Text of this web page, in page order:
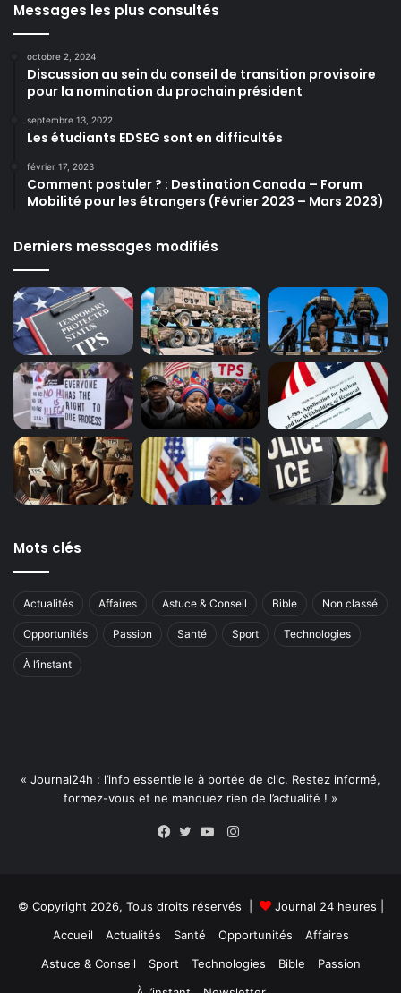
Messages les plus consultés
octobre 2, 2024
Discussion au sein du conseil de transition provisoire
pour la nomination du prochain président
septembre 13, 2022
Les étudiants EDSEG sont en difficultés
février 17, 2023
Comment postuler ? : Destination Canada – Forum
Mobilité pour les étrangers (Février 2023 – Mars 2023)
Derniers messages modifiés
Mots clés
Actualités Affaires Astuce & Conseil Bible Non classé
Opportunités Passion Santé Sport Technologies
À l’instant
« Journal24h : l’info essentielle à portée de clic. Restez informé,
formez-vous et ne manquez rien de l’actualité ! »
Instagram
© Copyright 2026, Tous droits réservés | Journal 24 heures
Accueil
Actualités Santé Opportunités
Affaires
Astuce & Conseil
Sport Technologies Bible
Passion